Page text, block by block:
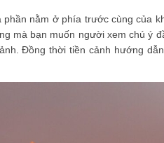
nằm ở phía trước cùng của
mà bạn muốn người xem chú ý
Đồng thời tiền cảnh hướng